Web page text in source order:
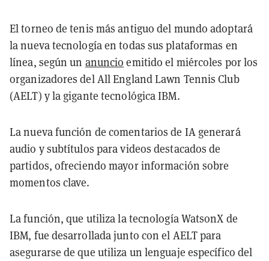
El torneo de tenis más antiguo del mundo adoptará
la nueva tecnología en todas sus plataformas en
línea, según un anuncio emitido el miércoles por los
organizadores del All England Lawn Tennis Club
(AELT) y la gigante tecnológica IBM.
La nueva función de comentarios de IA generará
audio y subtítulos para videos destacados de
partidos, ofreciendo mayor información sobre
momentos clave.
La función, que utiliza la tecnología WatsonX de
IBM, fue desarrollada junto con el AELT para
asegurarse de que utiliza un lenguaje específico del